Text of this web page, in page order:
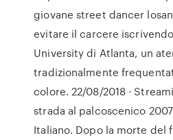
giovane street dancer
evitare il carcere
University di Atlanta, un
tradizionalmente
colore. 22/08/2018 ·
strada al palcoscenico
Italiano. Dopo la morte del